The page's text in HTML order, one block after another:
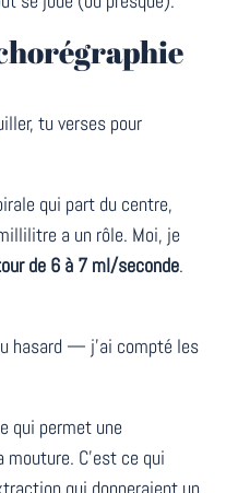
tu verses pour
qui part du centre,
a un rôle. Moi, je
de 6 à 7 ml/seconde.
hasard — j’ai compté les
qui permet une
C’est ce qui
qui donneraient un